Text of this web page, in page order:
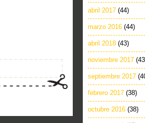
abril 2017 (44)
marzo 2016 (44)
abril 2018 (43)
noviembre 2017
septiembre 2017
febrero 2017 (38)
octubre 2016 (38)